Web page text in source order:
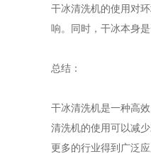
干冰清洗机的使用对
响。同时，干冰本身
总结：
干冰清洗机是一种高
清洗机的使用可以减
更多的行业得到广泛应